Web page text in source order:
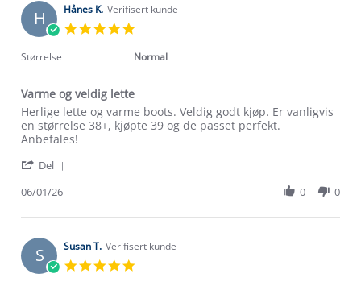
on
5
Mar
H Hånes K. Verifisert kunde
rating
Størrelse Normal
Varme og veldig lette
Review
by
Hånes
on
Jan
review
stating
Varme
veldig
Herlige lette og varme boots. Veldig godt kjøp. Er vanligvis
en størrelse 38+, kjøpte 39 og de passet perfekt.
Anbefales!
Del
Hånes
on
6
Jan
06/01/26 0 0
S Susan T. Verifisert kunde